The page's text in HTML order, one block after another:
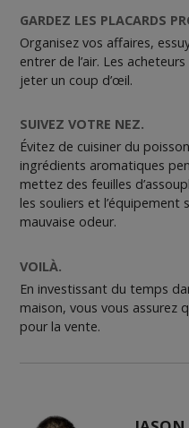
GARDEZ LES PLACARDS
Organisez vos affaires,
entrer de l’air. Les
jeter un coup d’œil.
SUIVEZ VOTRE NEZ.
Évitez de cuisiner du
ingrédients aromatiques
mettez des feuilles
les souliers et
mauvaise odeur.
VOILÀ.
En investissant du temps
maison, vous vous assurez
pour la vente.